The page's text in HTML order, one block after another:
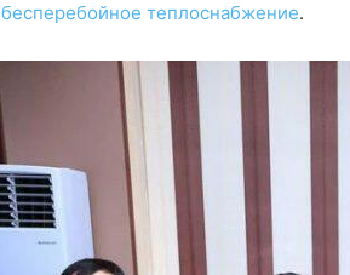
бесперебойное теплоснабжение.